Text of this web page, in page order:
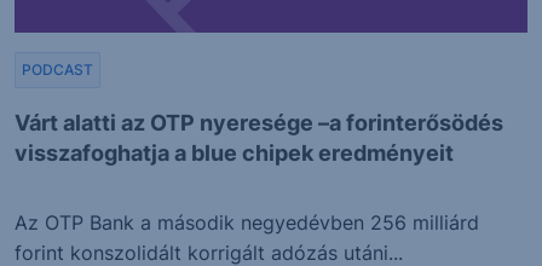
Várt alatti az OTP nyeresége –a forinterősödés
visszafoghatja a blue chipek eredményeit
PODCAST
Az OTP Bank a második negyedévben 256 milliárd
forint konszolidált korrigált adózás utáni...